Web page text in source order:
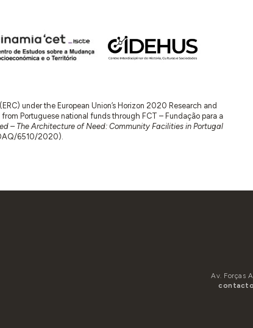
under the European Union’s Horizon 2020 Research and
Portuguese national funds through FCT – Fundação para a
– The Architecture of Need: Community Facilities in Portugal
6510/2020).
Av. Forças